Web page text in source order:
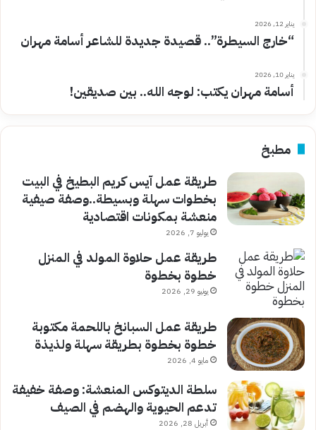
يناير 12, 2026
“خارج السيطرة”.. قصيدة جديدة للشاعر أسامة مهران
يناير 10, 2026
أسامة مهران يكتب: لوجه الله.. بين صديقين!
مطبخ
طريقة عمل آيس كريم البطيخ في البيت
بخطوات سهلة وبسيطة..وصفة صيفية
منعشة بمكونات اقتصادية
يوليو 7, 2026
طريقة عمل حلاوة المولد في المنزل
خطوة بخطوة
يونيو 29, 2026
طريقة عمل السبانخ باللحمة مكتوبة
خطوة بخطوة بطريقة سهلة ولذيذة
مايو 4, 2026
سلطة الديتوكس المنعشة: وصفة خفيفة
تدعم الحيوية والهضم في الصيف
أبريل 28, 2026